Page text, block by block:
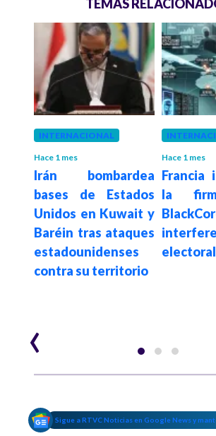
TEMAS
INTERNACIONAL
Hace 1 mes
Irán bombardea
bases de Estados
Unidos en Kuwait y
Baréin tras ataques
estadounidenses
contra su territorio
Hace 1 mes
Francia
la
‹
Sigue a RTVC Noticias en Google News y